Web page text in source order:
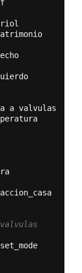
a valvulas
valvulas